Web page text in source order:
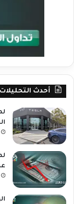
أحدث التحليلات